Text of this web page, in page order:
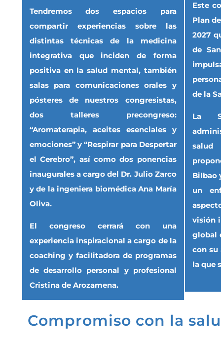
Tendremos dos espacios para
compartir experiencias sobre las
distintas técnicas de la medicina
integrativa que inciden de forma
positiva en la salud mental, también
salas para comunicaciones orales y
pósteres de nuestros congresistas,
dos talleres precongreso:
“Aromaterapia, aceites esenciales y
emociones” y “Respirar para Despertar
el Cerebro”, así como dos ponencias
inaugurales a cargo del Dr. Julio Zarco
y de la ingeniera biomédica Ana María
Oliva.
El congreso cerrará con una
experiencia inspiracional a cargo de la
coaching y facilitadora de programas
de desarrollo personal y profesional
Cristina de Arozamena.
Este
Plan
2027
de
de la
La
salud
Bilbao
un
visión
global
con su
la que
Compromiso con la